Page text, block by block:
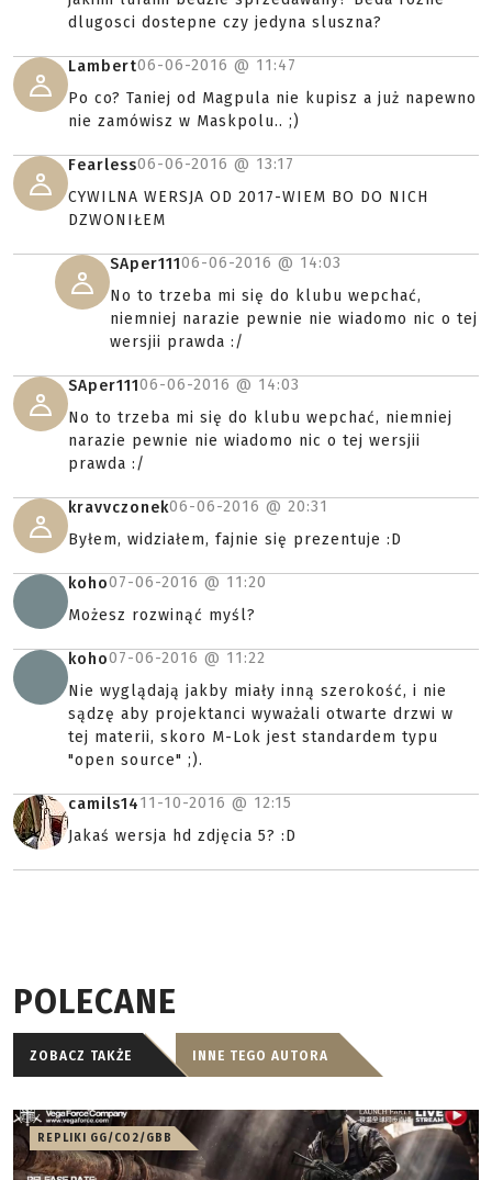
dlugosci dostepne czy jedyna sluszna?
Lambert06-06-2016 @ 11:47
Po co? Taniej od Magpula nie kupisz a już napewno
nie zamówisz w Maskpolu.. ;)
Fearless06-06-2016 @ 13:17
CYWILNA WERSJA OD 2017-WIEM BO DO NICH
DZWONIŁEM
SAper11106-06-2016 @ 14:03
No to trzeba mi się do klubu wepchać,
niemniej narazie pewnie nie wiadomo nic o tej
wersjii prawda :/
SAper11106-06-2016 @ 14:03
No to trzeba mi się do klubu wepchać, niemniej
narazie pewnie nie wiadomo nic o tej wersjii
prawda :/
kravvczonek06-06-2016 @ 20:31
Byłem, widziałem, fajnie się prezentuje :D
koho07-06-2016 @ 11:20
Możesz rozwinąć myśl?
koho07-06-2016 @ 11:22
Nie wyglądają jakby miały inną szerokość, i nie
sądzę aby projektanci wyważali otwarte drzwi w
tej materii, skoro M-Lok jest standardem typu
"open source" ;).
camils1411-10-2016 @ 12:15
Jakaś wersja hd zdjęcia 5? :D
POLECANE
ZOBACZ TAKŻE INNE TEGO AUTORA
REPLIKI GG/CO2/GBB